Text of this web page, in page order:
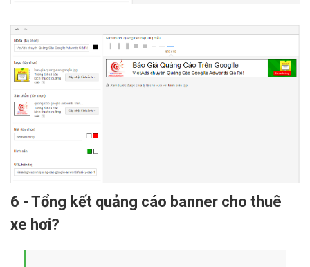
6 - Tổng kết quảng cáo banner cho thuê
xe hơi?